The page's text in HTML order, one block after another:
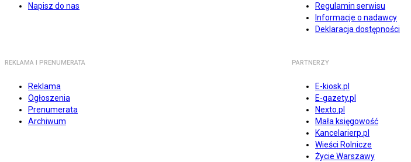
Napisz do nas
Regulamin serwisu
Informacje o nadawcy
Deklaracja dostępności
REKLAMA I PRENUMERATA
Reklama
Ogłoszenia
Prenumerata
Archiwum
PARTNERZY
E-kiosk.pl
E-gazety.pl
Nexto.pl
Mała księgowość
Kancelarierp.pl
Wieści Rolnicze
Życie Warszawy